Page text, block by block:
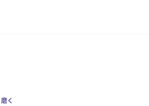
磨く